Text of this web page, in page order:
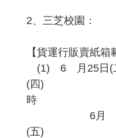
2、三芝校園：
【貨運行販賣紙箱
(1) 6 月25日(
(四) 12：
時
6月 28
(